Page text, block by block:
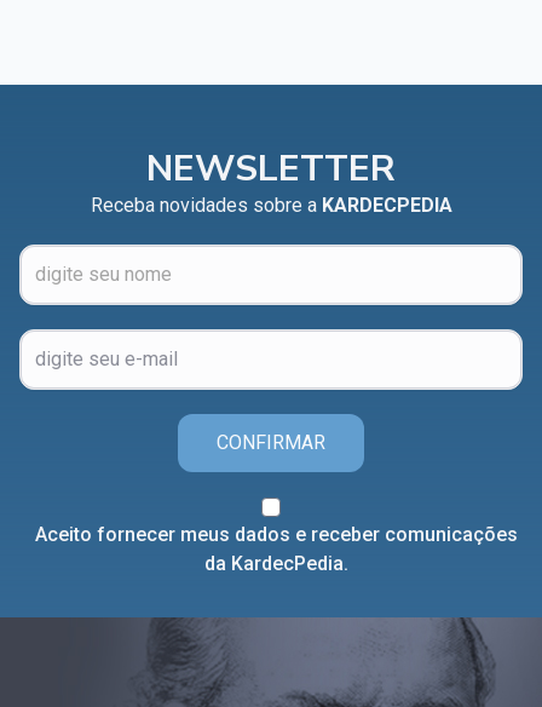
NEWSLETTER
Receba novidades sobre a KARDECPEDIA
CONFIRMAR
Aceito fornecer meus dados e receber comunicações
da KardecPedia.